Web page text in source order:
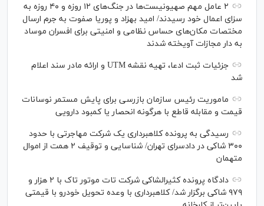
۲ عامل مهم صهیونیست‌ها در جنگ‌های ۱۲ روزه و ۴۰ روزه به
سزای اعمال خود رسیدند/ امید بهزاد و پوریا صفوت به جرم ارسال
مختصات مکان‌های حساس نظامی و امنیتی برای افسران موساد
به دار مجازات آویخته شدند
جزئیات ثبت ادعا، تهیه نقشه UTM و ارائه مادر سند اعلام
شد
ماموریت رئیس سازمان بازرسی برای پایش مستمر نوسانات
قیمت و مقابله قاطع با هرگونه انحصار یا کمبود دارویی
رسیدگی به پرونده کلاهبرداری یک شرکت مهاجرتی با حدود
۳۰۰ شاکی در دادسرای تهران/ شناسایی و توقیف ۲ همت از اموال
متهمان
دادگاه پرونده کثیرالشاکی شرکت تات موتور تاک با ۲ هزار و
۹۷۹ شاکی برگزار شد/ کلاهبرداری با وعده تحویل خودرو با قیمتی